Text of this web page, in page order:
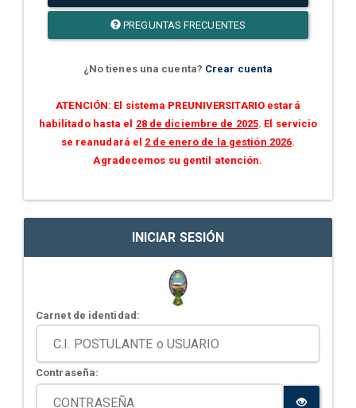
PREGUNTAS FRECUENTES
¿No tienes una cuenta? Crear cuenta
ATENCIÓN: El sistema PREUNIVERSITARIO estará
habilitado hasta el 28 de diciembre de 2025. El servicio
se reanudará el 2 de enero de la gestión 2026.
Agradecemos su gentil atención.
INICIAR SESIÓN
Carnet de identidad:
Contraseña: